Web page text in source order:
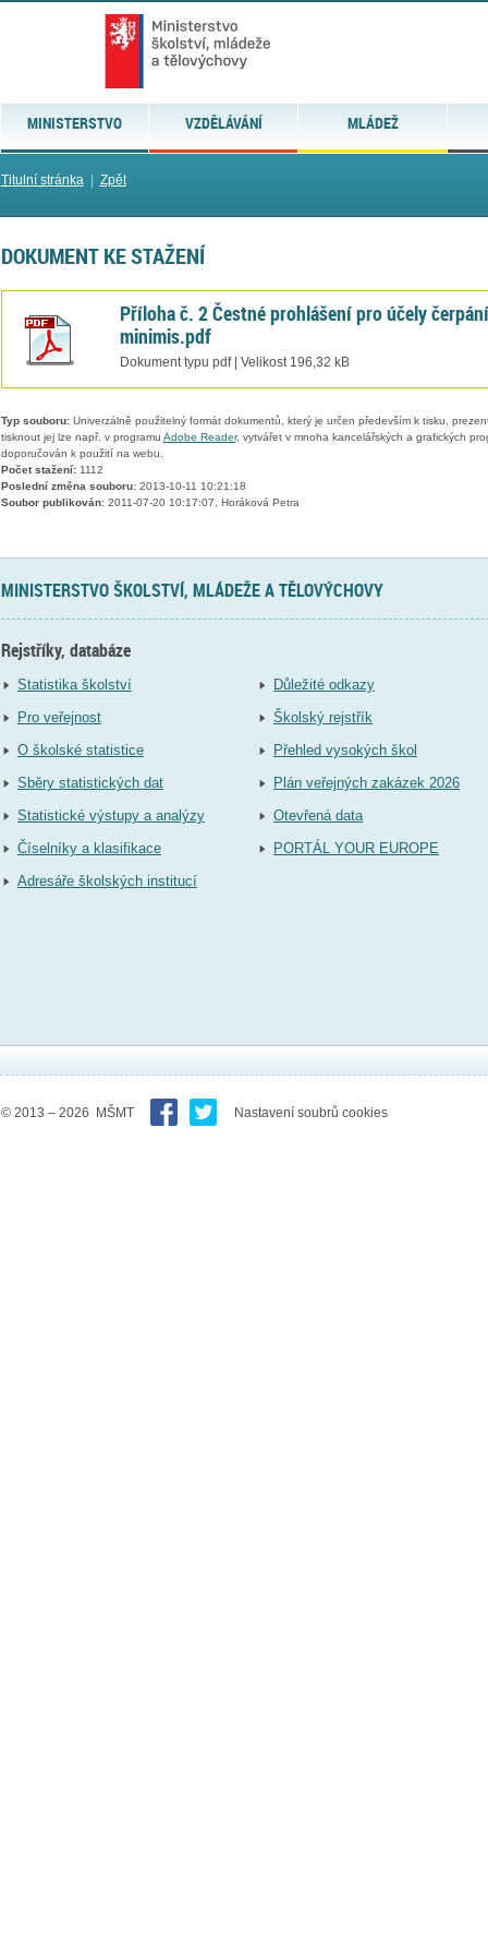
MINISTERSTVO VZDĚLÁVÁNÍ MLÁDEŽ
Titulní stránka| Zpět
DOKUMENT KE STAŽENÍ
Příloha č. 2 Čestné prohlášení pro účely
minimis.pdf
Dokument typu pdf | Velikost 196,32 kB
Typ souboru:Univerzálně použitelný formát dokumentů, který je určen především k tisku,
tisknout jej lze např. v programu Adobe Reader, vytvářet v mnoha kancelářských a grafických
doporučován k použití na webu.
Počet stažení:1112
Poslední změna souboru:2013-10-11 10:21:18
Soubor publikován:2011-07-20 10:17:07, Horáková Petra
MINISTERSTVO ŠKOLSTVÍ, MLÁDEŽE A TĚLOVÝCHOVY
Rejstříky, databáze
Statistika školství
Pro veřejnost
O školské statistice
Sběry statistických dat
Statistické výstupy a analýzy
Číselníky a klasifikace
Adresáře školských institucí
Důležité odkazy
Školský rejstřík
Přehled vysokých škol
Plán veřejných zakázek 2026
Otevřená data
PORTÁL YOUR EUROPE
© 2013 – 2026 MŠMT Nastavení soubrů cookies